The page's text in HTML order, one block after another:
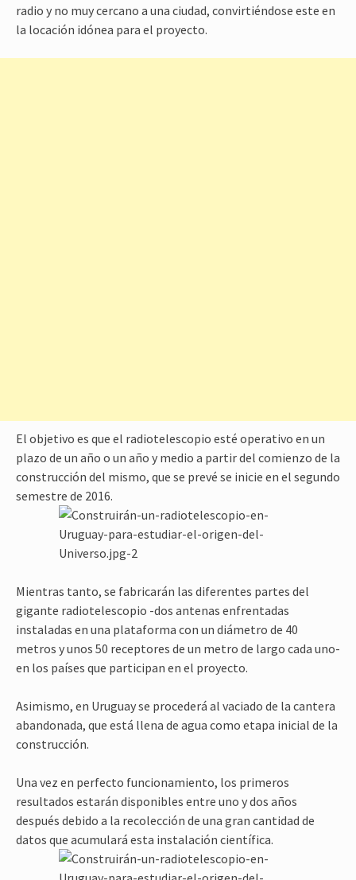
radio y no muy cercano a una ciudad, convirtiéndose este en
la locación idónea para el proyecto.
El objetivo es que el radiotelescopio esté operativo en un
plazo de un año o un año y medio a partir del comienzo de la
construcción del mismo, que se prevé se inicie en el segundo
semestre de 2016.
Mientras tanto, se fabricarán las diferentes partes del
gigante radiotelescopio -dos antenas enfrentadas
instaladas en una plataforma con un diámetro de 40
metros y unos 50 receptores de un metro de largo cada uno-
en los países que participan en el proyecto.
Asimismo, en Uruguay se procederá al vaciado de la cantera
abandonada, que está llena de agua como etapa inicial de la
construcción.
Una vez en perfecto funcionamiento, los primeros
resultados estarán disponibles entre uno y dos años
después debido a la recolección de una gran cantidad de
datos que acumulará esta instalación científica.